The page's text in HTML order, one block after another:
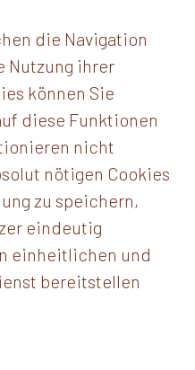
die Navigation
Nutzung ihrer
können Sie
diese Funktionen
nicht
nötigen Cookies
zu speichern,
eindeutig
einheitlichen und
bereitstellen